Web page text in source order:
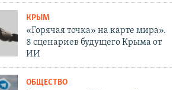
КРЫМ
«Горячая точка» на карте мира».
8 сценариев будущего Крыма от
ИИ
ОБЩЕСТВО